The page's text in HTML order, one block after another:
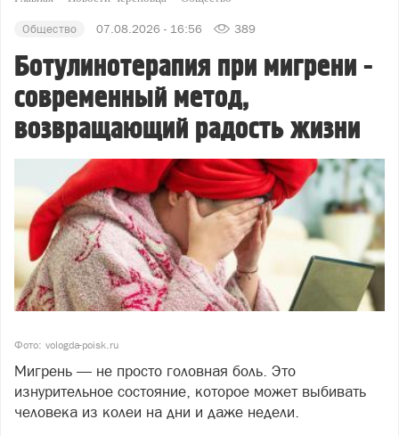
Общество 07.08.2026 - 16:56 389
Ботулинотерапия при мигрени -
современный метод,
возвращающий радость жизни
Фото: vologda-poisk.ru
Мигрень — не просто головная боль. Это
изнурительное состояние, которое может выбивать
человека из колеи на дни и даже недели.